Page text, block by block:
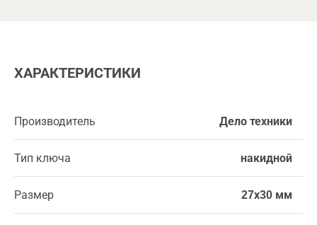
ХАРАКТЕРИСТИКИ
Производитель Дело техники
Тип ключа накидной
Размер 27х30 мм